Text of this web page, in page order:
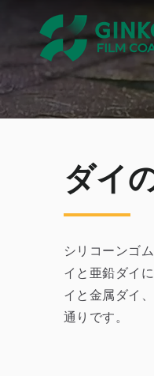
ダイ
シリコーンゴ
イと亜鉛ダイ
イと金属ダイ
通りです。